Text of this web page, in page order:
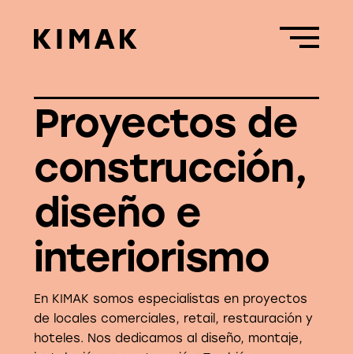
Proyectos de
construcción,
diseño e
interiorismo
En KIMAK somos especialistas en proyectos
de locales comerciales, retail, restauración y
hoteles. Nos dedicamos al diseño, montaje,